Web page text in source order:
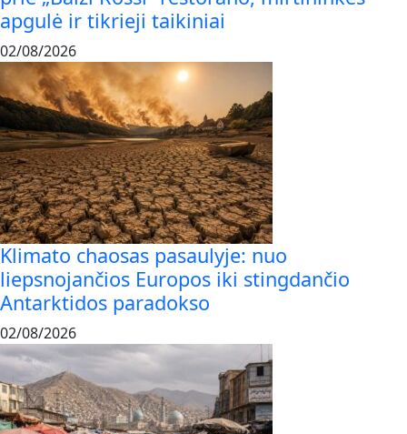
apgulė ir tikrieji taikiniai
02/08/2026
Klimato chaosas pasaulyje: nuo
liepsnojančios Europos iki stingdančio
Antarktidos paradokso
02/08/2026